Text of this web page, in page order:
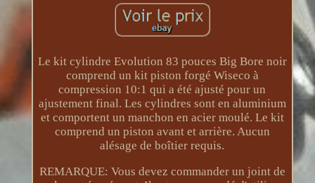
Le kit cylindre Evolution 83 pouces Big Bore noir
comprend un kit piston forgé Wiseco à
compression 10:1 qui a été ajusté pour un
ajustement final. Les cylindres sont en aluminium
et comportent un manchon en acier moulé. Le kit
comprend un piston avant et arrière. Aucun
alésage de boîtier requis.
REMARQUE: Vous devez commander un joint de